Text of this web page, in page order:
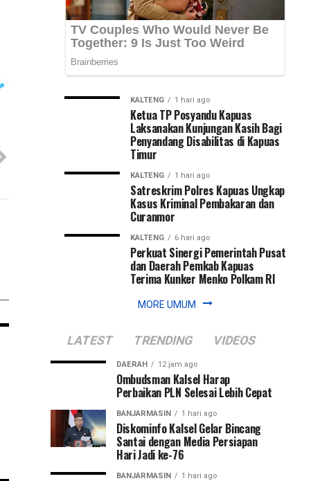
Kalimantan
Selatan,
Rahman,...
KALTENG 1 hari ago
Ketua TP Posyandu Kapuas
Laksanakan Kunjungan Kasih Bagi
Penyandang Disabilitas di Kapuas
Timur
KALTENG 1 hari ago
Satreskrim Polres Kapuas Ungkap
Kasus Kriminal Pembakaran dan
Curanmor
KALTENG 6 hari ago
Perkuat Sinergi Pemerintah Pusat
dan Daerah Pemkab Kapuas
Terima Kunker Menko Polkam RI
MORE UMUM
LATEST TRENDING VIDEOS
DAERAH 12 jam ago
Ombudsman Kalsel Harap
Perbaikan PLN Selesai Lebih Cepat
BANJARMASIN 1 hari ago
Diskominfo Kalsel Gelar Bincang
Santai dengan Media Persiapan
Hari Jadi ke-76
BANJARMASIN 1 hari ago